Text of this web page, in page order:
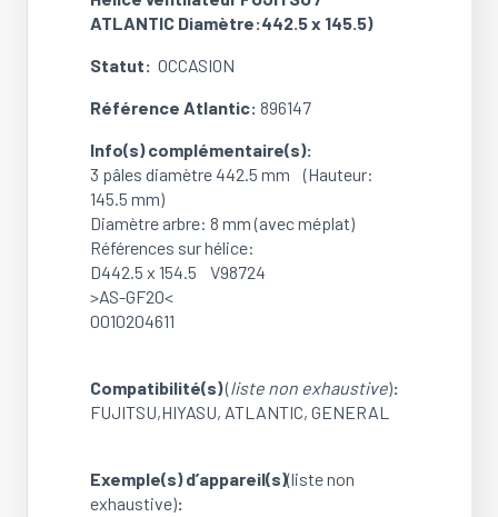
442.5
145.5)
(Réf.
896147)
(OCCASION)
ATLANTIC Diamètre:442.5 x 145.5)
Statut: OCCASION
Référence Atlantic: 896147
Info(s) complémentaire(s):
3 pâles diamètre 442.5 mm (Hauteur:
145.5 mm)
Diamètre arbre: 8 mm (avec méplat)
Références sur hélice:
D442.5 x 154.5 V98724
>AS-GF20<
0010204611
Compatibilité(s)(liste non exhaustive):
FUJITSU,HIYASU, ATLANTIC, GENERAL
Exemple(s) d’appareil(s)(liste non
exhaustive):